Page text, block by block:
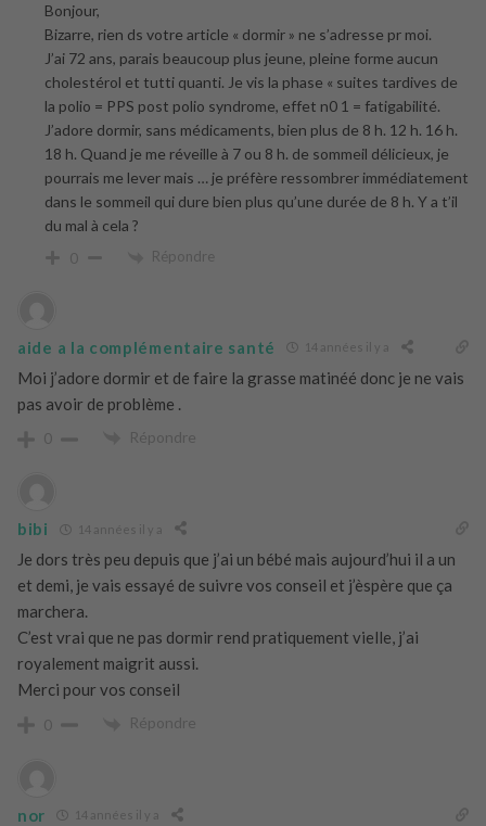
Bonjour,
Bizarre, rien ds votre article « dormir » ne s’adresse pr moi.
J’ai 72 ans, parais beaucoup plus jeune, pleine forme aucun
cholestérol et tutti quanti. Je vis la phase « suites tardives de
la polio = PPS post polio syndrome, effet n0 1 = fatigabilité.
J’adore dormir, sans médicaments, bien plus de 8 h. 12 h. 16 h.
18 h. Quand je me réveille à 7 ou 8 h. de sommeil délicieux, je
pourrais me lever mais … je préfère ressombrer immédiatement
dans le sommeil qui dure bien plus qu’une durée de 8 h. Y a t’il
du mal à cela ?
0 Répondre
aide a la complémentaire santé 14 années il y a
Moi j’adore dormir et de faire la grasse matinéé donc je ne vais
pas avoir de problème .
0 Répondre
bibi 14 années il y a
Je dors très peu depuis que j’ai un bébé mais aujourd’hui il a un
et demi, je vais essayé de suivre vos conseil et j’èspère que ça
marchera.
C’est vrai que ne pas dormir rend pratiquement vielle, j’ai
royalement maigrit aussi.
Merci pour vos conseil
0 Répondre
nor 14 années il y a